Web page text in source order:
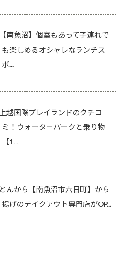
【南魚沼】個室もあって子連れで
も楽しめるオシャレなランチス
ポ...
上越国際プレイランドのクチコ
ミ！ウォーターパークと乗り物
【1...
とんから【南魚沼市六日町】から
揚げのテイクアウト専門店がOP...